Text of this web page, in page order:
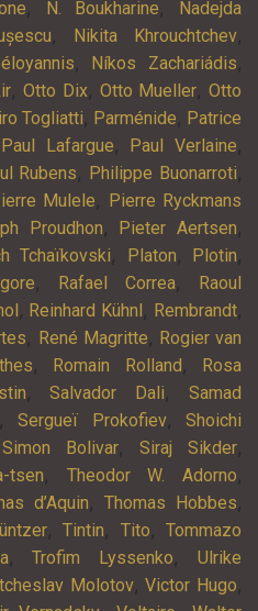
, N. Boukharine,
Nadejda
, Nikita Khrouchtchev,
, Níkos Zachariádis,
, Otto Dix, Otto Mueller, Otto
Togliatti, Parménide, Patrice
Paul Lafargue, Paul Verlaine,
Rubens, Philippe Buonarroti,
Mulele,
Pierre Ryckmans
Proudhon, Pieter Aertsen,
Tchaïkovski, Platon, Plotin,
, Rafael Correa,
Raoul
, Reinhard Kühnl , Rembrandt,
, René Magritte, Rogier van
, Romain Rolland ,
Rosa
,Salvador Dali,Samad
Sergueï Prokofiev,Shoichi
Simon Bolivar, Siraj Sikder,
tsen, Theodor W. Adorno,
d’Aquin, Thomas Hobbes,
, Tintin, Tito, Tommazo
,Trofim Lyssenko,Ulrike
Molotov,Victor Hugo,